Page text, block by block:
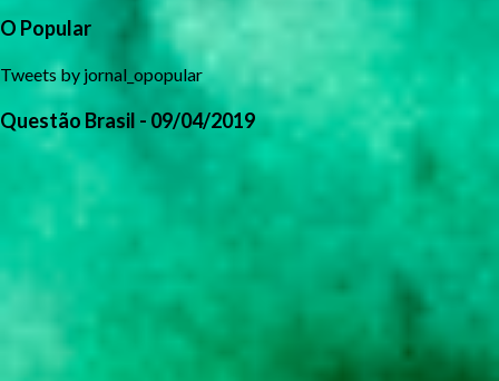
O Popular
Tweets by jornal_opopular
Questão Brasil - 09/04/2019